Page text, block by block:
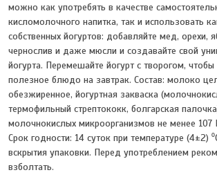
можно как употребять в качестве
кисломолочного напитка, так и использовать
собственных йогуртов: добавляйте мед, орехи,
чернослив и даже мюсли и создавайте свой
йогурта. Перемешайте йогурт с творогом,
полезное блюдо на завтрак. Состав: молоко
обезжиренное, йогуртная закваска
термофильный стрептококк, болгарская
молочнокислых микроорганизмов не менее 107
Срок годности: 14 суток при температуре (4±2)
вскрытия упаковки. Перед употреблением
взболтать.